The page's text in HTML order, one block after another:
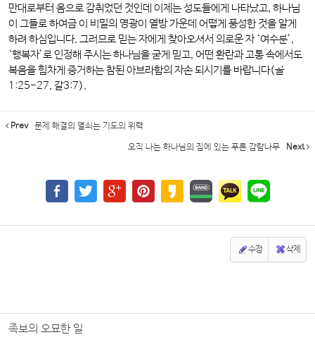
만대로부터 옴으로 감취었던 것인데 이제는 성도들에게 나타났고, 하나님
이 그들로 하여금 이 비밀의 영광이 열방 가운데 어떻게 풍성한 것을 알게
하려 하심입니다. 그러므로 믿는 자에게 찾아오셔서 의로운 자 ‘여수룬’,
‘행복자’로 인정해 주시는 하나님을 굳게 믿고, 어떤 환란과 고통 속에서도
복음을 힘차게 증거하는 참된 아브라함의 자손 되시기를 바랍니다(골
1:25-27, 갈3:7).
Prev 문제 해결의 열쇠는 기도의 위력
오직 나는 하나님의 집에 있는 푸른 감람나무 Next
수정 삭제
족보의 오묘한 일